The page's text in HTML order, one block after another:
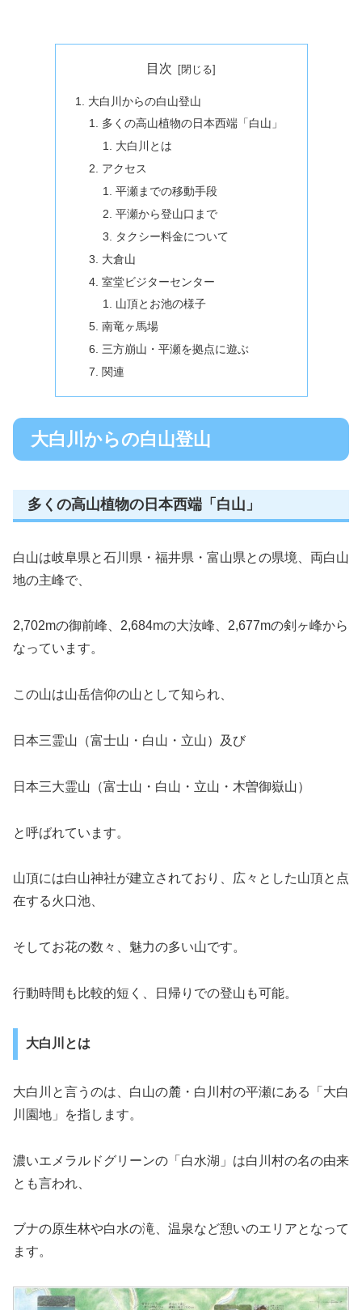
目次
大白川からの白山登山
多くの高山植物の日本西端「白山」
大白川とは
アクセス
平瀬までの移動手段
平瀬から登山口まで
タクシー料金について
大倉山
室堂ビジターセンター
山頂とお池の様子
南竜ヶ馬場
三方崩山・平瀬を拠点に遊ぶ
関連
大白川からの白山登山
多くの高山植物の日本西端「白山」
白山は岐阜県と石川県・福井県・富山県との県境、両白山
地の主峰で、
2,702mの御前峰、2,684mの大汝峰、2,677mの剣ヶ峰から
なっています。
この山は山岳信仰の山として知られ、
日本三霊山（富士山・白山・立山）及び
日本三大霊山（富士山・白山・立山・木曽御嶽山）
と呼ばれています。
山頂には白山神社が建立されており、広々とした山頂と点
在する火口池、
そしてお花の数々、魅力の多い山です。
行動時間も比較的短く、日帰りでの登山も可能。
大白川とは
大白川と言うのは、白山の麓・白川村の平瀬にある「大白
川園地」を指します。
濃いエメラルドグリーンの「白水湖」は白川村の名の由来
とも言われ、
ブナの原生林や白水の滝、温泉など憩いのエリアとなって
ます。